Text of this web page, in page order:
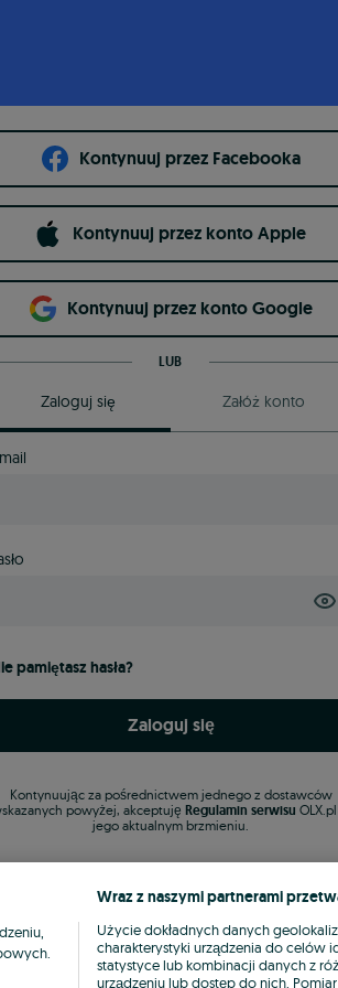
Kontynuuj przez Facebooka
Kontynuuj przez konto Apple
Kontynuuj przez konto Google
LUB
Zaloguj się Załóż konto
pamiętasz hasła?
Zaloguj się
Kontynuując za pośrednictwem jednego z dostawców
powyżej, akceptuję Regulamin serwisu
jego aktualnym brzmieniu.
Wraz z naszymi partnerami
Użycie dokładnych danych
charakterystyki urządzenia do celów
statystyce lub kombinacji danych z
urządzeniu lub dostęp do nich.